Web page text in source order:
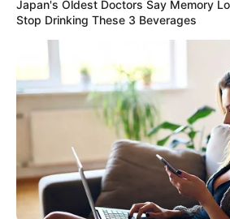
Japan's Oldest Doctors Say Memory
Stop Drinking These 3 Beverages